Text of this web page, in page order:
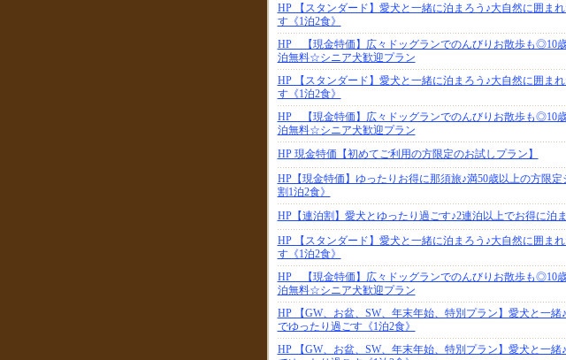
HP 【スタンダード】愛犬と一緒に泊まろう♪大自然に囲ま
す《1泊2食》
HP 【現金特価】広々ドッグランでのんびりお散歩も◎10
泊無料☆シニア犬歓迎プラン
HP 【スタンダード】愛犬と一緒に泊まろう♪大自然に囲ま
す《1泊2食》
HP 【現金特価】広々ドッグランでのんびりお散歩も◎10
泊無料☆シニア犬歓迎プラン
HP 現金特価【初めてご利用の方限定のお試しプラン】
HP【現金特価】ゆったりお得に那須旅♪満50歳以上の方限
割1泊2食》
HP【連泊割】愛犬とゆったり過ごす♪2連泊以上でお得に
HP 【スタンダード】愛犬と一緒に泊まろう♪大自然に囲ま
す《1泊2食》
HP 【現金特価】広々ドッグランでのんびりお散歩も◎10
泊無料☆シニア犬歓迎プラン
HP 【GW、お盆、SW、年末年始、特別プラン】愛犬と一緒
でゆったり過ごす《1泊2食》
HP 【GW、お盆、SW、年末年始、特別プラン】愛犬と一緒